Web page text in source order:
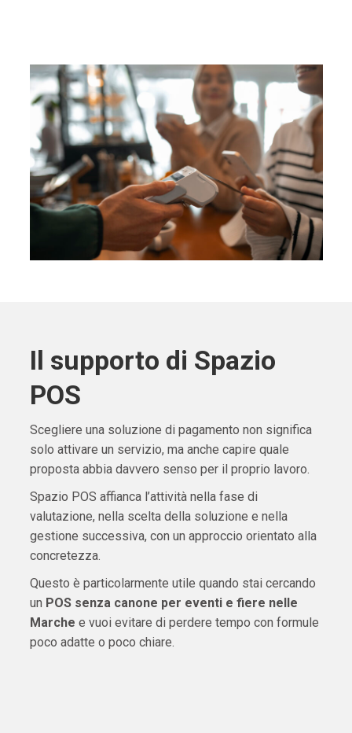
Il supporto di Spazio
POS
Scegliere una soluzione di pagamento non significa
solo attivare un servizio, ma anche capire quale
proposta abbia davvero senso per il proprio lavoro.
Spazio POS affianca l’attività nella fase di
valutazione, nella scelta della soluzione e nella
gestione successiva, con un approccio orientato alla
concretezza.
Questo è particolarmente utile quando stai cercando
un POS senza canone per eventi e fiere nelle
Marche e vuoi evitare di perdere tempo con formule
poco adatte o poco chiare.